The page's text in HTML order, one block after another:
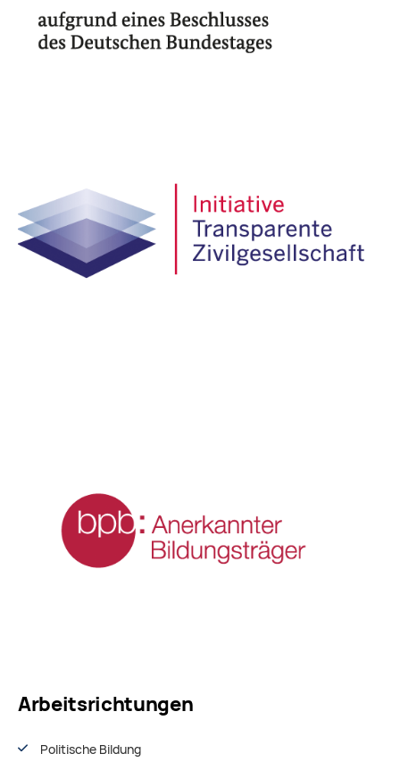
Arbeitsrichtungen
Politische Bildung